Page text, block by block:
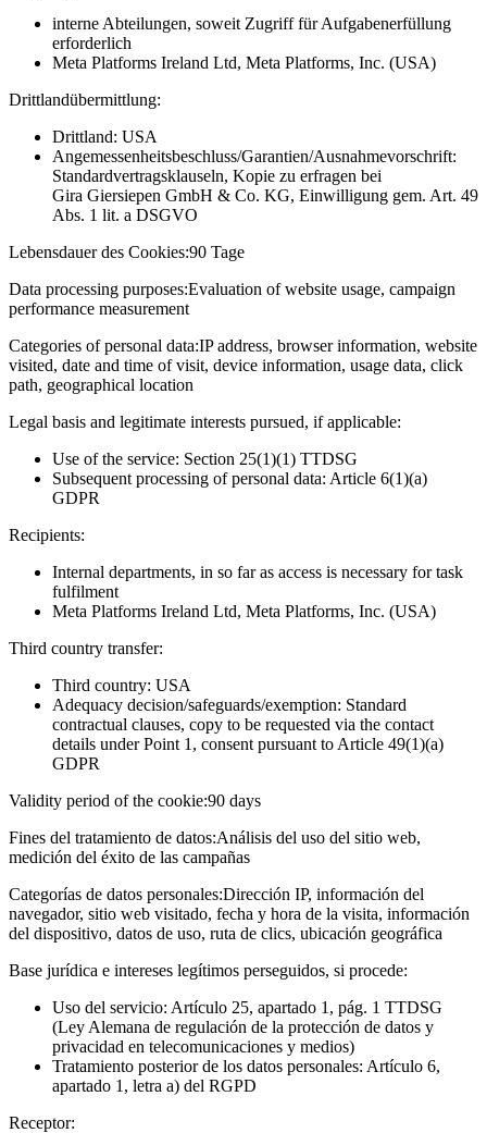
interne Abteilungen, soweit Zugriff für Aufgabenerfüllung
erforderlich
Meta Platforms Ireland Ltd, Meta Platforms, Inc. (USA)
Drittlandübermittlung:
Drittland: USA
Angemessenheitsbeschluss/Garantien/Ausnahmevorschrift:
Standardvertragsklauseln, Kopie zu erfragen bei
Gira Giersiepen GmbH & Co. KG, Einwilligung gem. Art. 49
Abs. 1 lit. a DSGVO
Lebensdauer des Cookies:90 Tage
Data processing purposes:Evaluation of website usage, campaign
performance measurement
Categories of personal data:IP address, browser information, website
visited, date and time of visit, device information, usage data, click
path, geographical location
Legal basis and legitimate interests pursued, if applicable:
Use of the service: Section 25(1)(1) TTDSG
Subsequent processing of personal data: Article 6(1)(a)
GDPR
Recipients:
Internal departments, in so far as access is necessary for task
fulfilment
Meta Platforms Ireland Ltd, Meta Platforms, Inc. (USA)
Third country transfer:
Third country: USA
Adequacy decision/safeguards/exemption: Standard
contractual clauses, copy to be requested via the contact
details under Point 1, consent pursuant to Article 49(1)(a)
GDPR
Validity period of the cookie:90 days
Fines del tratamiento de datos:Análisis del uso del sitio web,
medición del éxito de las campañas
Categorías de datos personales:Dirección IP, información del
navegador, sitio web visitado, fecha y hora de la visita, información
del dispositivo, datos de uso, ruta de clics, ubicación geográfica
Base jurídica e intereses legítimos perseguidos, si procede:
Uso del servicio: Artículo 25, apartado 1, pág. 1 TTDSG
(Ley Alemana de regulación de la protección de datos y
privacidad en telecomunicaciones y medios)
Tratamiento posterior de los datos personales: Artículo 6,
apartado 1, letra a) del RGPD
Receptor: